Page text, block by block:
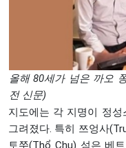
올해 80세가 넘은 까오
전 신문)
지도에는 각 지명이 정성
그려졌다. 특히 쯔엉사
토쭈(Thổ Chu) 섬은 베